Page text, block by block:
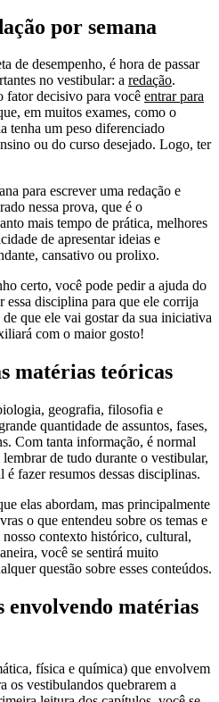
por semana
de desempenho, é hora de passar
no vestibular: a redação.
fator decisivo para você entrar para
em muitos exames, como o
tenha um peso diferenciado
ou do curso desejado. Logo, ter
para escrever uma redação e
nessa prova, que é o
mais tempo de prática, melhores
de apresentar ideias e
cansativo ou prolixo.
certo, você pode pedir a ajuda do
essa disciplina para que ele corrija
de que ele vai gostar da sua iniciativa
com o maior gosto!
matérias teóricas
geografia, filosofia e
quantidade de assuntos, fases,
Com tanta informação, é normal
de tudo durante o vestibular,
fazer resumos dessas disciplinas.
elas abordam, mas principalmente
o que entendeu sobre os temas e
contexto histórico, cultural,
você se sentirá muito
questão sobre esses conteúdos.
envolvendo matérias
física e química) que envolvem
os vestibulandos quebrarem a